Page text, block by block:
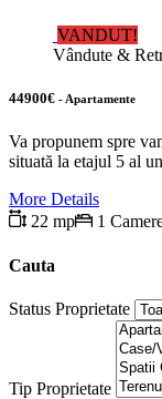
VANDUT!
Vândute &
44900€ - Apartamente
Va propunem spre
situată la etajul 5 al
More Details
22 mp
1
Cauta
Status Proprietate
Tip Proprietate